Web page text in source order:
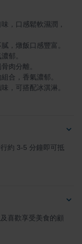
，口感鬆軟濕潤，
，可搭配冰淇淋。
約 3-5 分鐘即可抵
及喜歡享受美食的顧